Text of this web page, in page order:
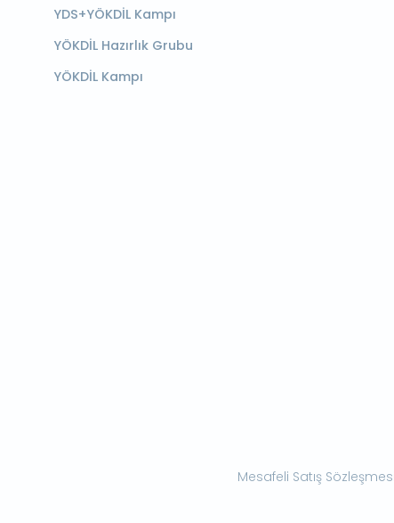
YDS+YÖKDİL Kampı
YÖKDİL Hazırlık Grubu
YÖKDİL Kampı
Mesafeli Satış Sözleşmesi